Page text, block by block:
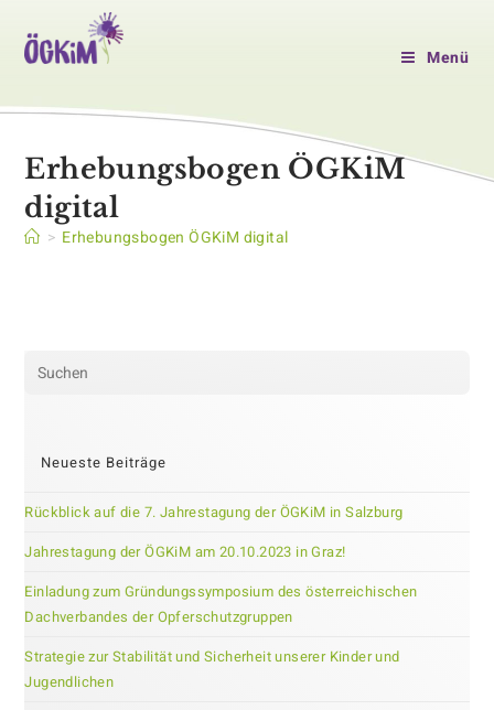
Inhalt
springen
Menü
Erhebungsbogen ÖGKiM
digital
> Erhebungsbogen ÖGKiM digital
Neueste Beiträge
Rückblick auf die 7. Jahrestagung der ÖGKiM in Salzburg
Jahrestagung der ÖGKiM am 20.10.2023 in Graz!
Einladung zum Gründungssymposium des österreichischen
Dachverbandes der Opferschutzgruppen
Strategie zur Stabilität und Sicherheit unserer Kinder und
Jugendlichen